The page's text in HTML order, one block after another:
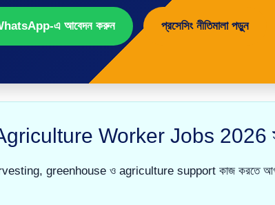
এ আবেদন করুন প্রসেসিং নীতিমালা পড়ুন
Worker Jobs 2026
greenhouse ও agriculture support কাজ করতে আগ্রহী